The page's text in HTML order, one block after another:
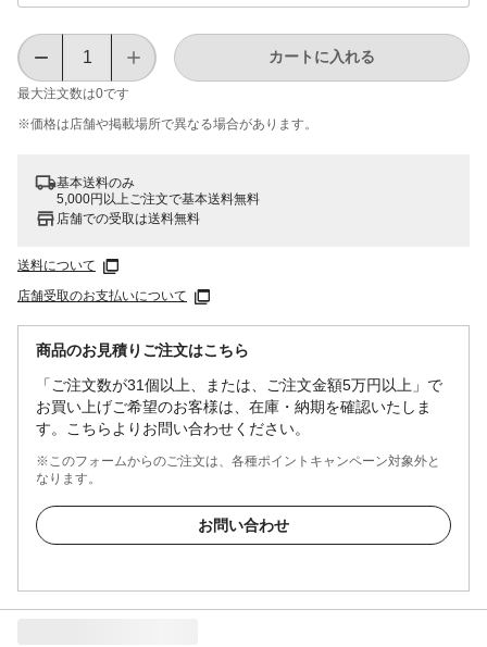
最大注文数は0です
カートに入れる
※価格は​店舗や​掲載場所で​異なる​場合が​あります。
基本送料のみ
5,000円以上ご注文で基本送料無料
店舗での受取は送料無料
送料について
店舗受取のお支払いについて
商品のお見積りご注文はこちら
「ご注文数が31個以上、または、ご注文金額5万円以上」で
お買い上げご希望のお客様は、在庫・納期を確認いたしま
す。こちらよりお問い合わせください。
※このフォームからのご注文は、各種ポイントキャンペーン対象外と
なります。
お問い合わせ